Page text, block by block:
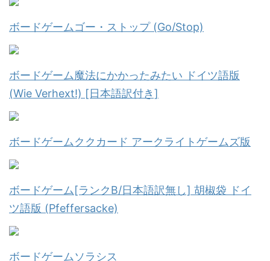
ボードゲームゴー・ストップ (Go/Stop)
ボードゲーム魔法にかかったみたい ドイツ語版
(Wie Verhext!) [日本語訳付き]
ボードゲームククカード アークライトゲームズ版
ボードゲーム[ランクB/日本語訳無し] 胡椒袋 ドイ
ツ語版 (Pfeffersacke)
ボードゲームソラシス